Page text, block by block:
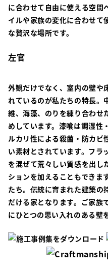
に合わせて自由に使える空間
イルや家族の変化に合わせて
な贅沢な場所です。
左官
外観だけでなく、室内の壁や
れているのが私たちの特長。
維、海藻、のりを練り合わせ
めしています。漆喰は調湿性
ルカリ性による殺菌・防カビ
い素材とされています。フラ
を混ぜて荒々しい質感を出し
ションを加えることもできま
たち。伝統に育まれた建築の
だける家となります。ご家族
にひとつの思い入れのある壁